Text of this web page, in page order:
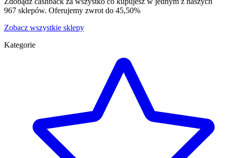
967 sklepów. Oferujemy zwrot do 45,50%
Zobacz wszystkie sklepy
Kategorie